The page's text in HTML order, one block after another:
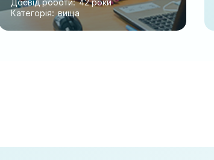
Досвід роботи: 42 роки
Категорія: вища